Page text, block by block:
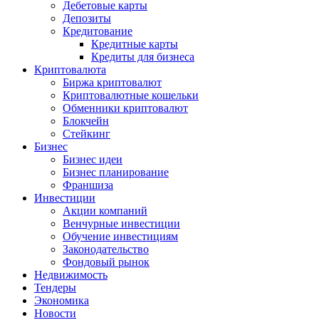
Дебетовые карты
Депозиты
Кредитование
Кредитные карты
Кредиты для бизнеса
Криптовалюта
Биржа криптовалют
Криптовалютные кошельки
Обменники криптовалют
Блокчейн
Стейкинг
Бизнес
Бизнес идеи
Бизнес планирование
Франшиза
Инвестиции
Акции компаний
Венчурные инвестиции
Обучение инвестициям
Законодательство
Фондовый рынок
Недвижимость
Тендеры
Экономика
Новости